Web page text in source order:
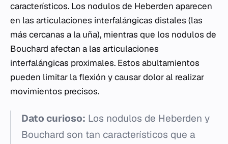
característicos. Los nodulos de Heberden aparecen
en las articulaciones interfalángicas distales (las
más cercanas a la uña), mientras que los nodulos de
Bouchard afectan a las articulaciones
interfalángicas proximales. Estos abultamientos
pueden limitar la flexión y causar dolor al realizar
movimientos precisos.
Dato curioso: Los nodulos de Heberden y
Bouchard son tan característicos que a